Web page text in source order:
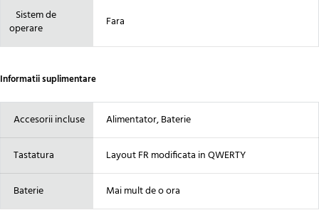
Sistem de
operare
Fara
Informatii suplimentare
Accesorii incluse Alimentator, Baterie
Tastatura Layout FR modificata in QWERTY
Baterie Mai mult de o ora